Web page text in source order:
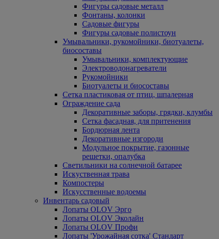
Фигуры садовые металл
Фонтаны, колонки
Садовые фигуры
Фигуры садовые полистоун
Умывальники, рукомойники, биотуалеты,
биосоставы
Умывальники, комплектующие
Электроводонагреватели
Рукомойники
Биотуалеты и биосоставы
Сетка пластиковая от птиц, шпалерная
Ограждение сада
Декоративные заборы, грядки, клумбы
Сетка фасадная, для притенения
Бордюрная лента
Декоративные изгороди
Модульное покрытие, газонные
решетки, опалубка
Светильники на солнечной батарее
Искуственная трава
Компостеры
Искусственные водоемы
Инвентарь садовый
Лопаты OLOV Эрго
Лопаты OLOV Эколайн
Лопаты OLOV Профи
Лопаты 'Урожайная сотка' Стандарт